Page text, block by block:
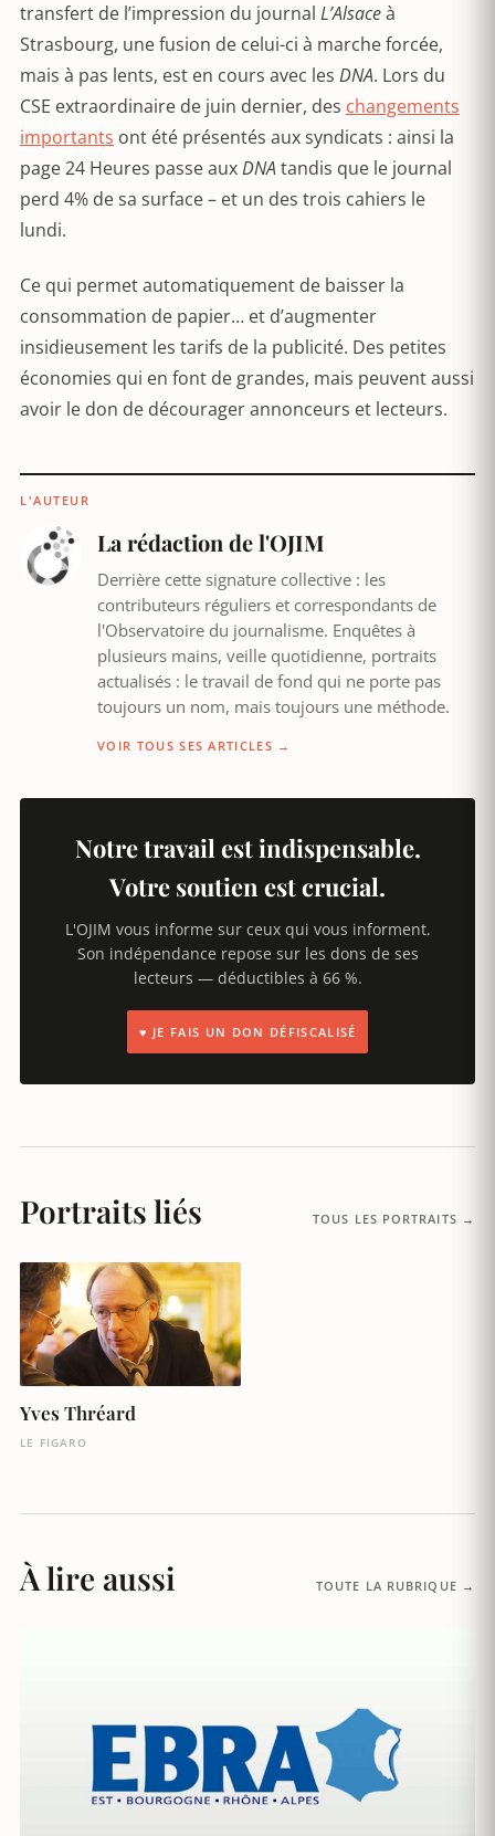
transfert de l’impression du journal L’Alsaceà
Strasbourg, une fusion de celui-ci à marche forcée,
mais à pas lents, est en cours avec les DNA. Lors du
CSE extraordinaire de juin dernier, des changements
importants ont été présentés aux syndicats : ainsi la
page 24 Heures passe auxDNAtandis que le journal
perd 4% de sa surface – et un des trois cahiers le
lundi.
Ce qui permet automatiquement de baisser la
consommation de papier… et d’augmenter
insidieusement les tarifs de la publicité. Des petites
économies qui en font de grandes, mais peuvent aussi
avoir le don de décourager annonceurs et lecteurs.
L'AUTEUR
La rédaction de l'OJIM
Derrière cette signature collective : les
contributeurs réguliers et correspondants de
l'Observatoire du journalisme. Enquêtes à
plusieurs mains, veille quotidienne, portraits
actualisés : le travail de fond qui ne porte pas
toujours un nom, mais toujours une méthode.
VOIR TOUS SES ARTICLES →
Notre travail est indispensable.
Votre soutien est crucial.
L'OJIM vous informe sur ceux qui vous informent.
Son indépendance repose sur les dons de ses
lecteurs — déductibles à 66 %.
♥ JE FAIS UN DON DÉFISCALISÉ
Portraits liés TOUS LES PORTRAITS →
Yves Thréard
LE FIGARO
À lire aussi TOUTE LA RUBRIQUE →